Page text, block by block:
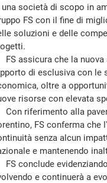
una società di scopo in
FS con il fine di
soluzioni e delle
assicura che la nuova
di esclusiva con le
oltre a
risorse con elevata
riferimento alla
FS conferma che
senza alcun
e mantenendo
conclude
e continuerà a